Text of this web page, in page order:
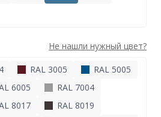
Не нашли нужный цвет?
RAL 3005
RAL 5005
6005
RAL 7004
8017
RAL 8019